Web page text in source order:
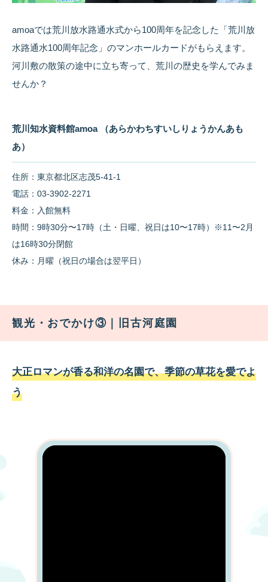
amoaでは荒川放水路通水式から100周年を記念した「荒川放
水路通水100周年記念」のマンホールカードがもらえます。
河川敷の散策の途中に立ち寄って、荒川の歴史を学んでみま
せんか？
荒川知水資料館amoa （あらかわちすいしりょうかんあも
あ）
住所：東京都北区志茂5-41-1
電話：03-3902-2271
料金：入館無料
時間：9時30分〜17時（土・日曜、祝日は10〜17時）※11〜2月
は16時30分閉館
休み：月曜（祝日の場合は翌平日）
観光・おでかけ③｜旧古河庭園
大正ロマンが香る和洋の名園で、季節の草花を愛でよ
う